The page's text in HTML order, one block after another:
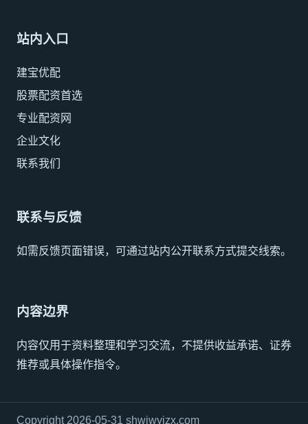
站内入口
建宝优配
股票配资首选
专业配资网
企业文化
联系我们
联系与反馈
如需反馈页面错误，可通过站内公开联系方式提交线索。
内容边界
内容仅用于资料整理和学习交流，不提供收益承诺、证券
推荐或具体操作指令。
Copyright 2026-05-31 shwjwyjzx.com